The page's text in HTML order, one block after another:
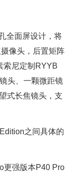
全面屏设计，将
像头，后置矩阵
索尼定制RYYB
头、一颗微距镜
式长焦镜头，支
之间具体的